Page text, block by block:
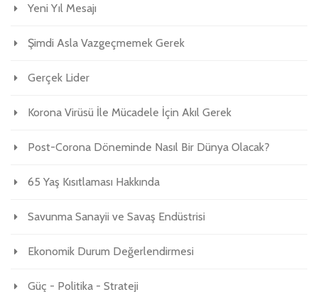
Yeni Yıl Mesajı
Şimdi Asla Vazgeçmemek Gerek
Gerçek Lider
Korona Virüsü İle Mücadele İçin Akıl Gerek
Post-Corona Döneminde Nasıl Bir Dünya Olacak?
65 Yaş Kısıtlaması Hakkında
Savunma Sanayii ve Savaş Endüstrisi
Ekonomik Durum Değerlendirmesi
Güç - Politika - Strateji